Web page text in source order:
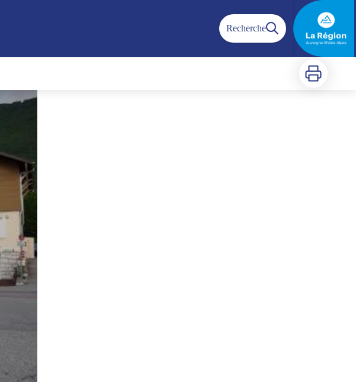
Recherche
Imprimer